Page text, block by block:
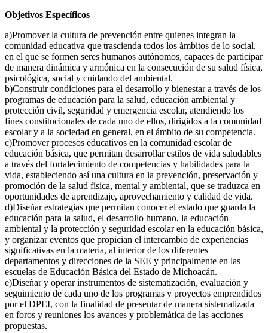
Objetivos Específicos
a)Promover la cultura de prevención entre quienes integran la
comunidad educativa que trascienda todos los ámbitos de lo social,
en el que se formen seres humanos autónomos, capaces de participar
de manera dinámica y armónica en la consecución de su salud física,
psicológica, social y cuidando del ambiental.
b)Construir condiciones para el desarrollo y bienestar a través de los
programas de educación para la salud, educación ambiental y
protección civil, seguridad y emergencia escolar, atendiendo los
fines constitucionales de cada uno de ellos, dirigidos a la comunidad
escolar y a la sociedad en general, en el ámbito de su competencia.
c)Promover procesos educativos en la comunidad escolar de
educación básica, que permitan desarrollar estilos de vida saludables
a través del fortalecimiento de competencias y habilidades para la
vida, estableciendo así una cultura en la prevención, preservación y
promoción de la salud física, mental y ambiental, que se traduzca en
oportunidades de aprendizaje, aprovechamiento y calidad de vida.
d)Diseñar estrategias que permitan conocer el estado que guarda la
educación para la salud, el desarrollo humano, la educación
ambiental y la protección y seguridad escolar en la educación básica,
y organizar eventos que propician el intercambio de experiencias
significativas en la materia, al interior de los diferentes
departamentos y direcciones de la SEE y principalmente en las
escuelas de Educación Básica del Estado de Michoacán.
e)Diseñar y operar instrumentos de sistematización, evaluación y
seguimiento de cada uno de los programas y proyectos emprendidos
por el DPEI, con la finalidad de presentar de manera sistematizada
en foros y reuniones los avances y problemática de las acciones
propuestas.